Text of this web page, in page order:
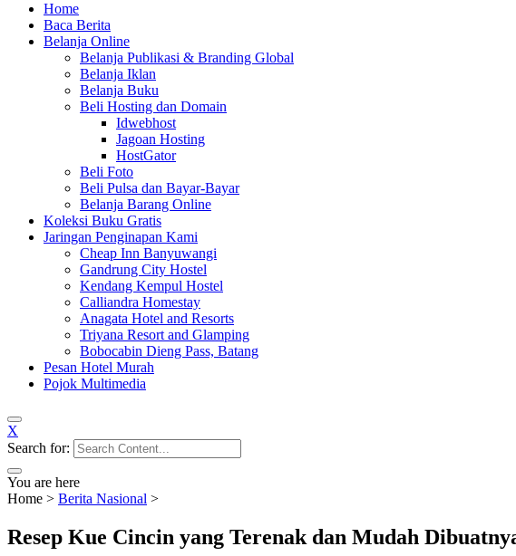
Home
Baca Berita
Belanja Online
Belanja Publikasi & Branding Global
Belanja Iklan
Belanja Buku
Beli Hosting dan Domain
Idwebhost
Jagoan Hosting
HostGator
Beli Foto
Beli Pulsa dan Bayar-Bayar
Belanja Barang Online
Koleksi Buku Gratis
Jaringan Penginapan Kami
Cheap Inn Banyuwangi
Gandrung City Hostel
Kendang Kempul Hostel
Calliandra Homestay
Anagata Hotel and Resorts
Triyana Resort and Glamping
Bobocabin Dieng Pass, Batang
Pesan Hotel Murah
Pojok Multimedia
X
Search for:
You are here
Home > Berita Nasional >
Resep Kue Cincin yang Terenak dan Mudah